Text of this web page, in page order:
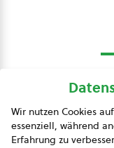
Wir nutzen Cookies
essenziell, während
Erfahrung zu